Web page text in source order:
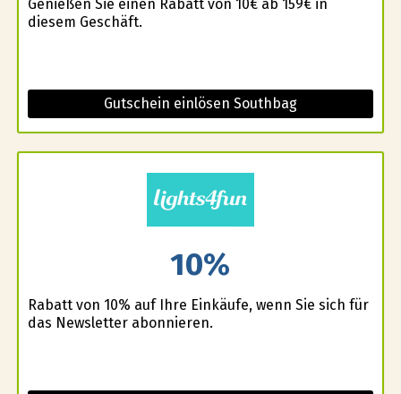
Genießen Sie einen Rabatt von 10€ ab 159€ in
diesem Geschäft.
Gutschein einlösen Southbag
10%
Rabatt von 10% auf Ihre Einkäufe, wenn Sie sich für
das Newsletter abonnieren.